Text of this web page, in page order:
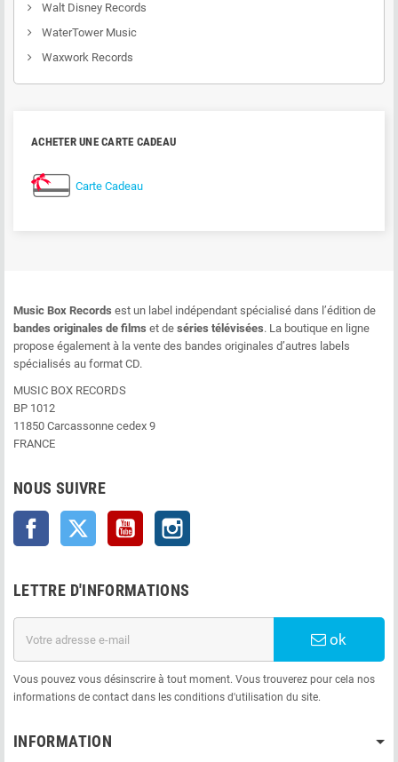
Walt Disney Records
WaterTower Music
Waxwork Records
ACHETER UNE CARTE CADEAU
Carte Cadeau
Music Box Records est un label indépendant spécialisé dans l’édition de
bandes originales de films et de séries télévisées. La boutique en ligne
propose également à la vente des bandes originales d’autres labels
spécialisés au format CD.
MUSIC BOX RECORDS
BP 1012
11850 Carcassonne cedex 9
FRANCE
NOUS SUIVRE
Facebook Twitter YouTube
LETTRE D'INFORMATIONS
ok
Vous pouvez vous désinscrire à tout moment. Vous trouverez pour cela nos
informations de contact dans les conditions d'utilisation du site.
INFORMATION